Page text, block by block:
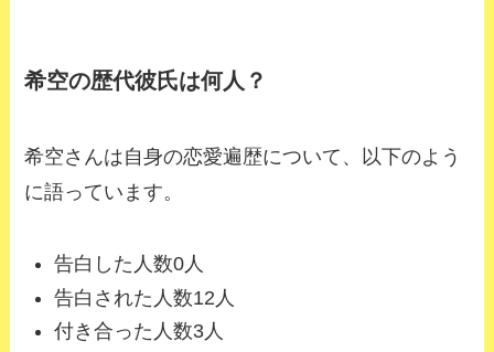
希空の歴代彼氏は何人？
希空さんは自身の恋愛遍歴について、以下のよう
に語っています。
告白した人数0人
告白された人数12人
付き合った人数3人